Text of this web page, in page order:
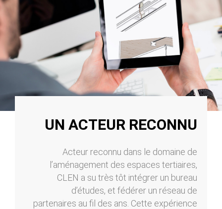
UN ACTEUR RECONNU
Acteur reconnu dans le domaine de
l’aménagement des espaces tertiaires,
CLEN a su très tôt intégrer un bureau
d’études, et fédérer un réseau de
partenaires au fil des ans. Cette expérience